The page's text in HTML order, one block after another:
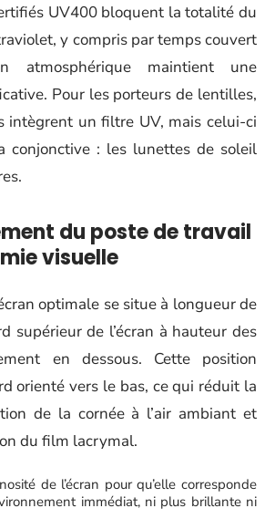
UV400 bloquent la totalité du
y compris par temps couvert
atmosphérique maintient une
Pour les porteurs de lentilles,
intègrent un filtre UV, mais celui-ci
conjonctive : les lunettes de soleil
du poste de travail
visuelle
optimale se situe à longueur de
supérieur de l’écran à hauteur des
en dessous. Cette position
orienté vers le bas, ce qui réduit la
de la cornée à l’air ambiant et
du film lacrymal.
de l’écran pour qu’elle corresponde
immédiat, ni plus brillante ni